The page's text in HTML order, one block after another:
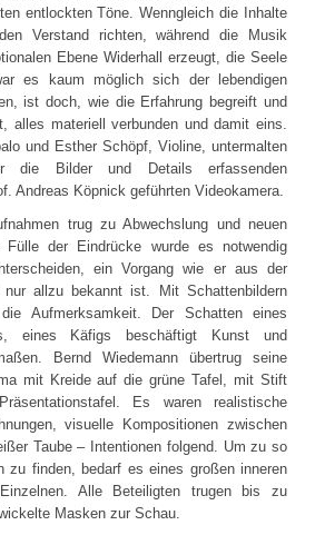
entlockten Töne. Wenngleich die Inhalte
Verstand richten, während die Musik
Ebene Widerhall erzeugt, die Seele
es kaum möglich sich der lebendigen
ist doch, wie die Erfahrung begreift und
alles materiell verbunden und damit eins.
und Esther Schöpf, Violine, untermalten
die Bilder und Details erfassenden
Andreas Köpnick geführten Videokamera.
trug zu Abwechslung und neuen
der Eindrücke wurde es notwendig
ein Vorgang wie er aus der
nur allzu bekannt ist. Mit Schattenbildern
Aufmerksamkeit. Der Schatten eines
eines Käfigs beschäftigt Kunst und
Bernd Wiedemann übertrug seine
mit Kreide auf die grüne Tafel, mit Stift
Es waren realistische
visuelle Kompositionen zwischen
Taube – Intentionen folgend. Um zu so
zu finden, bedarf es eines großen inneren
Alle Beteiligten trugen bis zu
Masken zur Schau.